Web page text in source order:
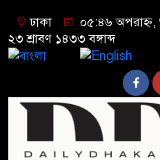
ঢাকা
০৫:৪৬ অপরাহ্ন,
২৩ শ্রাবণ ১৪৩৩ বঙ্গাব্দ